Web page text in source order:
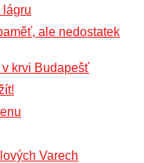
lágru
ale nedostatek
v krvi Budapešť
Varech